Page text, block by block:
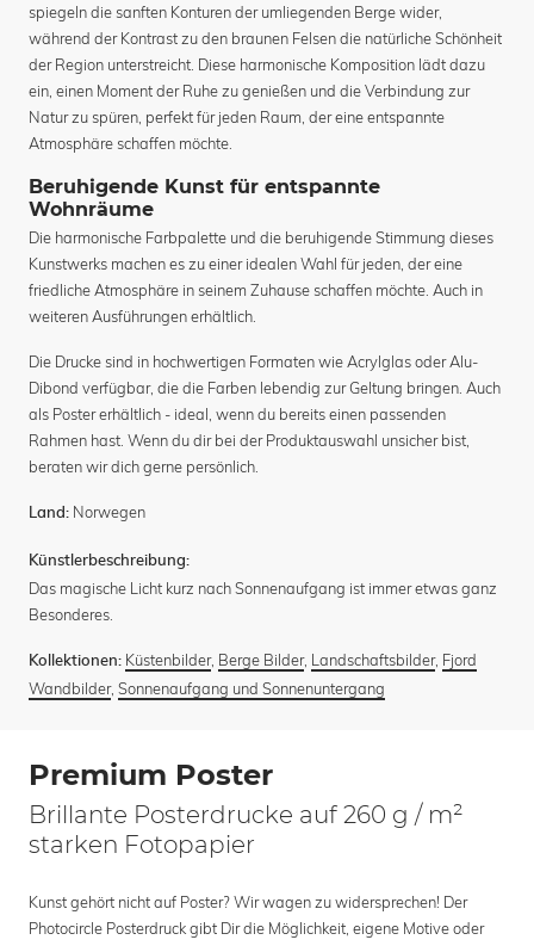
spiegeln die sanften Konturen der umliegenden Berge wider,
während der Kontrast zu den braunen Felsen die natürliche Schönheit
der Region unterstreicht. Diese harmonische Komposition lädt dazu
ein, einen Moment der Ruhe zu genießen und die Verbindung zur
Natur zu spüren, perfekt für jeden Raum, der eine entspannte
Atmosphäre schaffen möchte.
Beruhigende Kunst für entspannte
Wohnräume
Die harmonische Farbpalette und die beruhigende Stimmung dieses
Kunstwerks machen es zu einer idealen Wahl für jeden, der eine
friedliche Atmosphäre in seinem Zuhause schaffen möchte. Auch in
weiteren Ausführungen erhältlich.
Die Drucke sind in hochwertigen Formaten wie Acrylglas oder Alu-
Dibond verfügbar, die die Farben lebendig zur Geltung bringen. Auch
als Poster erhältlich - ideal, wenn du bereits einen passenden
Rahmen hast. Wenn du dir bei der Produktauswahl unsicher bist,
beraten wir dich gerne persönlich.
Land: Norwegen
Künstlerbeschreibung:
Das magische Licht kurz nach Sonnenaufgang ist immer etwas ganz
Besonderes.
Kollektionen: Küstenbilder, Berge Bilder, Landschaftsbilder, Fjord
Wandbilder, Sonnenaufgang und Sonnenuntergang
Premium Poster
Brillante Posterdrucke auf 260 g / m²
starken Fotopapier
Kunst gehört nicht auf Poster? Wir wagen zu widersprechen! Der
Photocircle Posterdruck gibt Dir die Möglichkeit, eigene Motive oder